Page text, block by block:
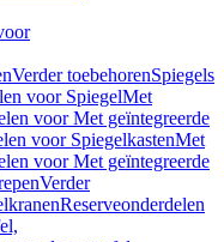
Verder toebehorenSpiegels
voor SpiegelMet
voor Met geïntegreerde
voor SpiegelkastenMet
voor Met geïntegreerde
Verder
Reserveonderdelen